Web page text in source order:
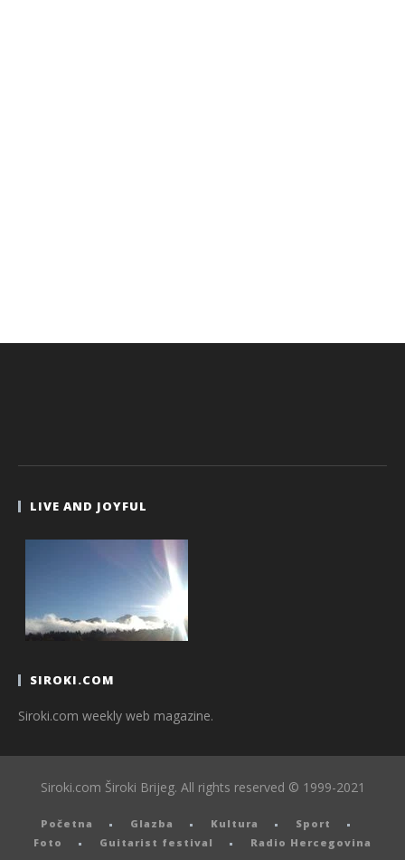
LIVE AND JOYFUL
SIROKI.COM
Siroki.com weekly web magazine.
Siroki.com Široki Brijeg. All rights reserved © 1999-2021
Početna Glazba Kultura
Sport
Foto
Guitarist festival Radio Hercegovina